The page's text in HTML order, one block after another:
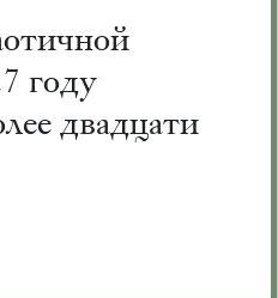
году
двадцати